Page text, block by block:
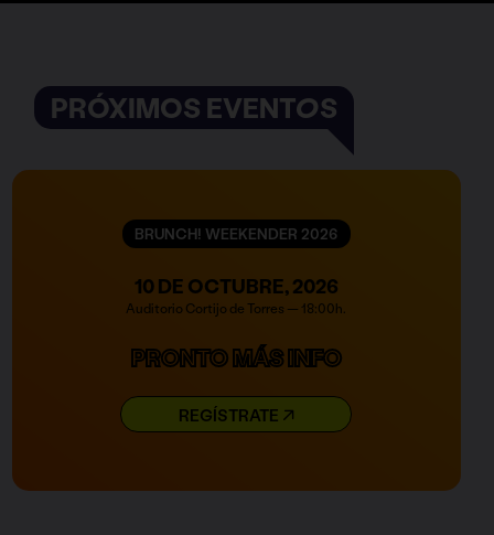
PRÓXIMOS EVENTOS
BRUNCH! WEEKENDER 2026
10 DE OCTUBRE, 2026
Auditorio Cortijo de Torres — 18:00h.
PRONTO MÁS INFO
REGÍSTRATE